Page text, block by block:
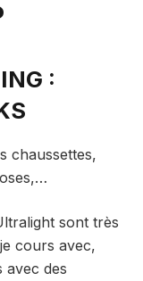
:
chaussettes,
sont très
cours avec,
avec des